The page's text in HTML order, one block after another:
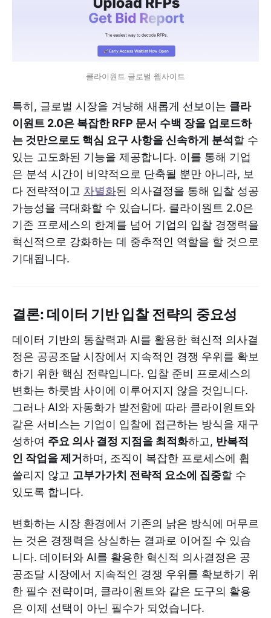
클라이원트 글로벌 웹사이트
특히, 글로벌 시장을 겨냥해 새롭게 선보이는 클라
이원트 2.0은 복잡한 RFP 문서 수백 장을 업로드하
는 것만으로도 핵심 요구 사항을 신속하게 분석 할 수
있는 고도화된 기능을 제공합니다. 이를 통해 기업
은 분석 시간이 비약적으로 단축될 뿐만 아니라, 보
다 전략적이고 차별화된 의사결정을 통해 입찰 성공
가능성을 극대화할 수 있습니다. 클라이원트 2.0은
기존 프로세스의 한계를 넘어 기업의 입찰 경쟁력을
혁신적으로 강화하는 데 중추적인 역할을 할 것으로
기대됩니다.
결론: 데이터 기반 입찰 전략의 중요성
데이터 기반의 통찰력과 AI를 활용한 혁신적 의사결
정은 공공조달 시장에서 지속적인 경쟁 우위를 확보
하기 위한 핵심 전략입니다. 입찰 준비 프로세스의
변화는 하룻밤 사이에 이루어지지 않을 것입니다.
그러나 AI와 자동화가 발전함에 따라 클라이원트와
같은 서비스는 기업이 입찰에 접근하는 방식을 재구
성하여 주요 의사 결정 지점을 최적화하고, 반복적
인 작업을 제거하며, 조직이 복잡한 프로세스에 휩
쓸리지 않고 고부가가치 전략적 요소에 집중할 수
있도록 합니다.
변화하는 시장 환경에서 기존의 낡은 방식에 머무르
는 것은 경쟁력을 상실하는 결과로 이어질 수 있습
니다. 데이터와 AI를 활용한 혁신적 의사결정은 공
공조달 시장에서 지속적인 경쟁 우위를 확보하기 위
한 필수 전략이며, 클라이원트와 같은 도구의 활용
은 이제 선택이 아닌 필수가 되었습니다.